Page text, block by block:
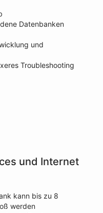
Datenbanken
und
Troubleshooting
und Internet
kann bis zu 8
werden